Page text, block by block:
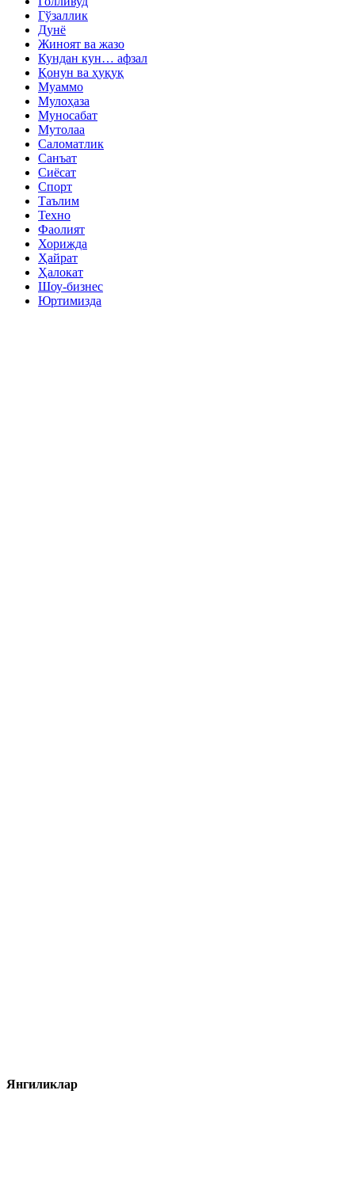
Гўзаллик
Дунё
Жиноят ва жазо
Кундан кун… афзал
Қонун ва ҳуқуқ
Муаммо
Мулоҳаза
Муносабат
Мутолаа
Саломатлик
Санъат
Сиёсат
Спорт
Таълим
Техно
Фаолият
Хорижда
Ҳайрат
Ҳалокат
Шоу-бизнес
Юртимизда
Янгиликлар